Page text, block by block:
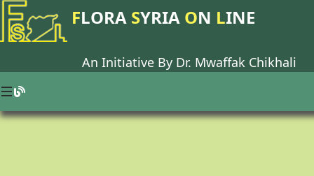
FLORA SYRIA ON LINE
An Initiative By Dr. Mwaffak Chikhali